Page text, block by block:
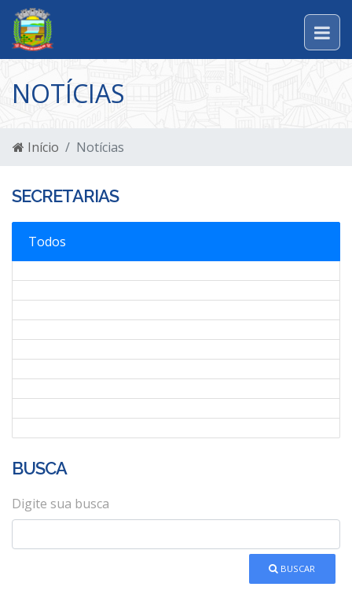
NOTÍCIAS
Início Notícias
SECRETARIAS
Todos
BUSCA
Digite sua busca
BUSCAR